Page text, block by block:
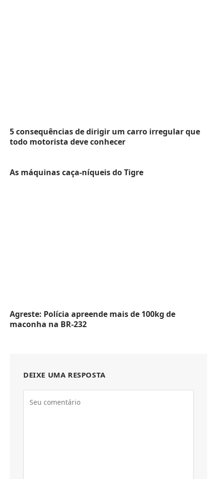
5 consequências de dirigir um carro irregular que
todo motorista deve conhecer
As máquinas caça-níqueis do Tigre
Agreste: Polícia apreende mais de 100kg de
maconha na BR-232
DEIXE UMA RESPOSTA